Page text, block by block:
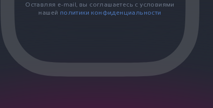
Оставляя e-mail, вы соглашаетесь с условиями
нашей политики конфиденциальности